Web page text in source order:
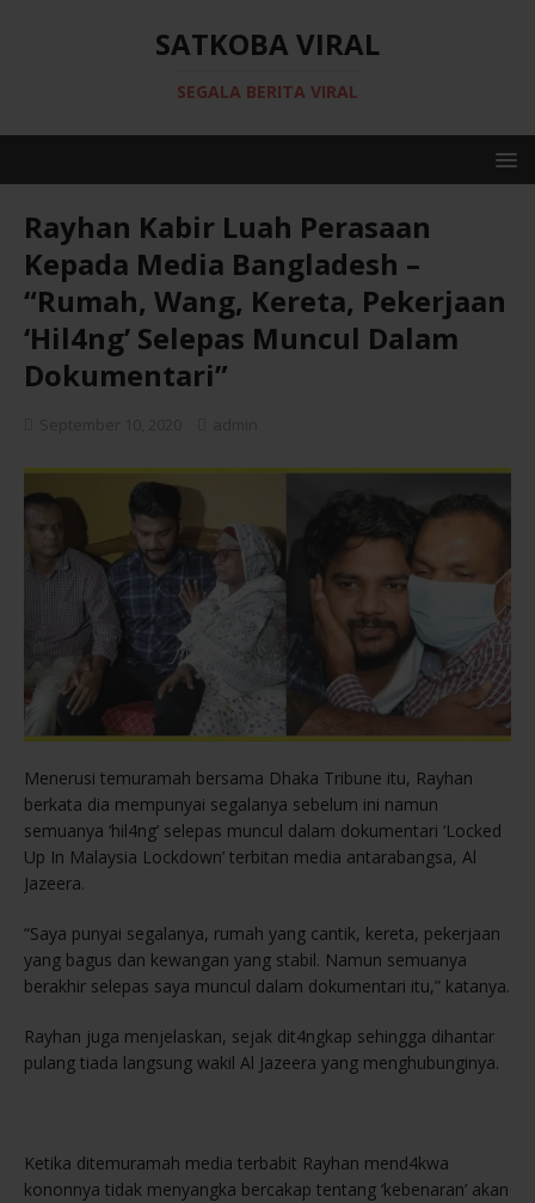
SATKOBA VIRAL
SEGALA BERITA VIRAL
Rayhan Kabir Luah Perasaan
Kepada Media Bangladesh –
“Rumah, Wang, Kereta, Pekerjaan
‘Hil4ng’ Selepas Muncul Dalam
Dokumentari”
Menerusi temuramah bersama Dhaka Tribune itu, Rayhan
berkata dia mempunyai segalanya sebelum ini namun
semuanya ‘hil4ng’ selepas muncul dalam dokumentari ‘Locked
Up In Malaysia Lockdown’ terbitan media antarabangsa, Al
Jazeera.
“Saya punyai segalanya, rumah yang cantik, kereta, pekerjaan
yang bagus dan kewangan yang stabil. Namun semuanya
berakhir selepas saya muncul dalam dokumentari itu,” katanya.
Rayhan juga menjelaskan, sejak dit4ngkap sehingga dihantar
pulang tiada langsung wakil Al Jazeera yang menghubunginya.
Ketika ditemuramah media terbabit Rayhan mend4kwa
kononnya tidak menyangka bercakap tentang ‘kebenaran’ akan